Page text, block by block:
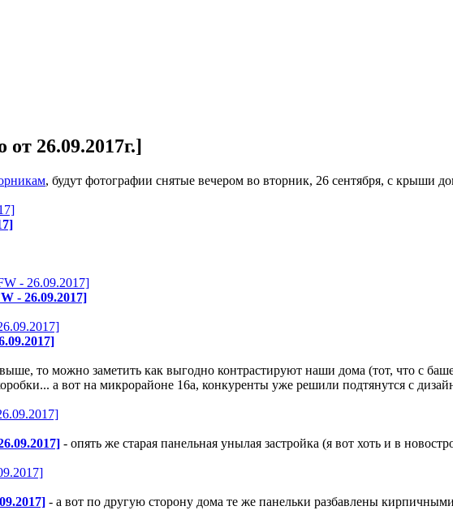
26.09.2017г.]
, будут фотографии снятые вечером во вторник, 26 сентября, с крыши
- 26.09.2017]
то можно заметить как выгодно контрастируют наши дома (тот, что с
а вот на микрорайоне 16а, конкуренты уже решили подтянутся с
- опять же старая панельная унылая застройка (я вот хоть и в
- а вот по другую сторону дома те же панельки разбавлены